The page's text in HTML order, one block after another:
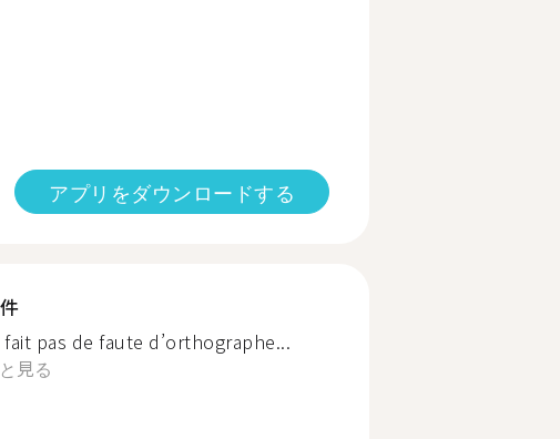
アプリをダウンロードする
pas de faute d’orthographe...
見る